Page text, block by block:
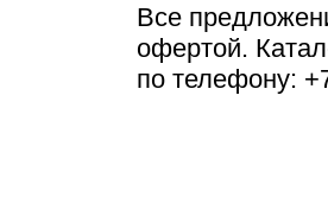
Все
офертой.
по телефону: